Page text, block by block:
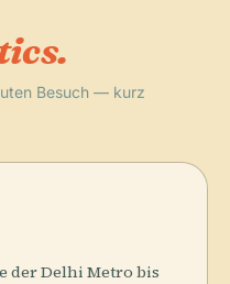
Besuch — kurz
der Delhi Metro bis